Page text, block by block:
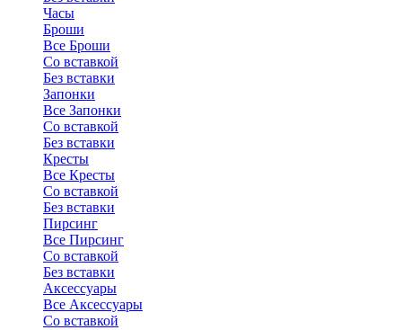
Часы
Броши
Все Броши
Со вставкой
Без вставки
Запонки
Все Запонки
Со вставкой
Без вставки
Кресты
Все Кресты
Со вставкой
Без вставки
Пирсинг
Все Пирсинг
Со вставкой
Без вставки
Аксессуары
Все Аксессуары
Со вставкой